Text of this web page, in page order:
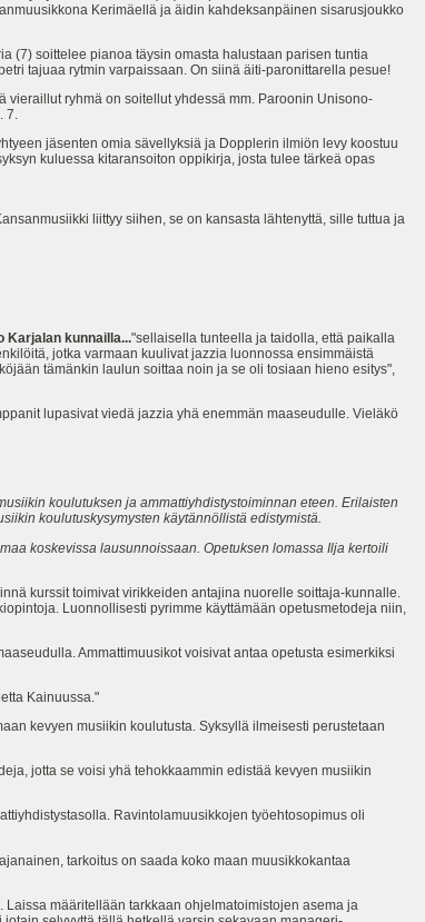
Kerimäellä ja äidin kahdeksanpäinen sisarusjoukko
(7) soittelee pianoa täysin omasta halustaan parisen tuntia
tajuaa rytmin varpaissaan. On siinä äiti-paronittarella pesue!
ryhmä on soitellut yhdessä mm. Paroonin Unisono-
7.
jäsenten omia sävellyksiä ja Dopplerin ilmiön levy koostuu
kuluessa kitaransoiton oppikirja, josta tulee tärkeä opas
liittyy siihen, se on kansasta lähtenyttä, sille tuttua ja
Karjalan kunnailla..."sellaisella tunteella ja taidolla, että paikalla
jotka varmaan kuulivat jazzia luonnossa ensimmäistä
tämänkin laulun soittaa noin ja se oli tosiaan hieno esitys",
lupasivat viedä jazzia yhä enemmän maaseudulle. Vieläkö
koulutuksen ja ammattiyhdistystoiminnan eteen. Erilaisten
koulutuskysymysten käytännöllistä edistymistä.
koskevissa lausunnoissaan. Opetuksen lomassa Ilja kertoili
kurssit toimivat virikkeiden antajina nuorelle soittaja-kunnalle.
Luonnollisesti pyrimme käyttämään opetusmetodeja niin,
Ammattimuusikot voisivat antaa opetusta esimerkiksi
Kainuussa."
kevyen musiikin koulutusta. Syksyllä ilmeisesti perustetaan
jotta se voisi yhä tehokkaammin edistää kevyen musiikin
Ravintolamuusikkojen työehtosopimus oli
tarkoitus on saada koko maan muusikkokantaa
määritellään tarkkaan ohjelmatoimistojen asema ja